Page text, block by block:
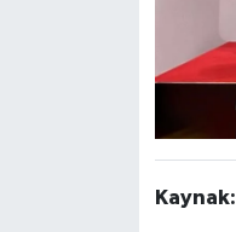
Kaynak: